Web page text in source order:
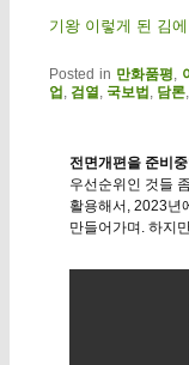
기왕 이렇게 된 김
Posted in 만화품평
업 검열 국보법 담론,
전면개편을 준비
우선순위인 것들
활용해서, 2023년
만들어가며. 하지